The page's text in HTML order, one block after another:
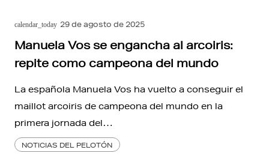
calendar_today 29 de agosto de 2025
Manuela Vos se engancha al arcoiris:
repite como campeona del mundo
La española Manuela Vos ha vuelto a conseguir el
maillot arcoiris de campeona del mundo en la
primera jornada del…
NOTICIAS DEL PELOTÓN